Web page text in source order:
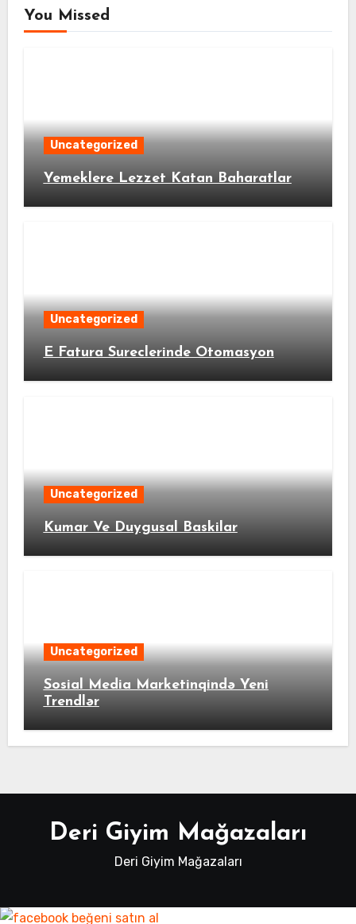
You Missed
Uncategorized
Yemeklere Lezzet Katan Baharatlar
Uncategorized
E Fatura Sureclerinde Otomasyon
Uncategorized
Kumar Ve Duygusal Baskilar
Uncategorized
Sosial Media Marketinqində Yeni
Trendlər
Deri Giyim Mağazaları
Deri Giyim Mağazaları